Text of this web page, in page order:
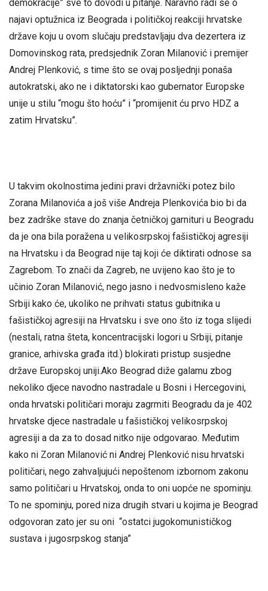
demokracije” sve to dovodi u pitanje. Naravno radi se o
najavi optužnica iz Beograda i političkoj reakciji hrvatske
države koju u ovom slučaju predstavljaju dva dezertera iz
Domovinskog rata, predsjednik Zoran Milanović i premijer
Andrej Plenković, s time što se ovaj posljednji ponaša
autokratski, ako ne i diktatorski kao gubernator Europske
unije u stilu “mogu što hoću” i “promijenit ću prvo HDZ a
zatim Hrvatsku”.
U takvim okolnostima jedini pravi državnički potez bilo
Zorana Milanovića a još više Andreja Plenkovića bio bi da
bez zadrške stave do znanja četničkoj garnituri u Beogradu
da je ona bila poražena u velikosrpskoj fašističkoj agresiji
na Hrvatsku i da Beograd nije taj koji će diktirati odnose sa
Zagrebom. To znači da Zagreb, ne uvijeno kao što je to
učinio Zoran Milanović, nego jasno i nedvosmisleno kaže
Srbiji kako će, ukoliko ne prihvati status gubitnika u
fašističkoj agresiji na Hrvatsku i sve ono što iz toga slijedi
(nestali, ratna šteta, koncentracijski logori u Srbiji, pitanje
granice, arhivska građa itd.) blokirati pristup susjedne
države Europskoj uniji.Ako Beograd diže galamu zbog
nekoliko djece navodno nastradale u Bosni i Hercegovini,
onda hrvatski političari moraju zagrmiti Beogradu da je 402
hrvatske djece nastradale u fašističkoj velikosrpskoj
agresiji a da za to dosad nitko nije odgovarao. Međutim
kako ni Zoran Milanović ni Andrej Plenković nisu hrvatski
političari, nego zahvaljujući nepoštenom izbornom zakonu
samo političari u Hrvatskoj, onda to oni uopće ne spominju.
To ne spominju, pored niza drugih stvari u kojima je Beograd
odgovoran zato jer su oni “ostatci jugokomunističkog
sustava i jugosrpskog stanja”